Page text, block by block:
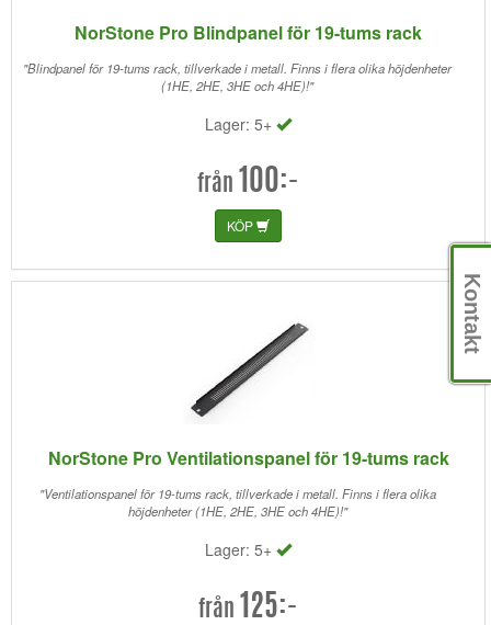
NorStone Pro Blindpanel för 19-tums rack
"Blindpanel för 19-tums rack, tillverkade i metall. Finns i flera olika höjdenheter
(1HE, 2HE, 3HE och 4HE)!"
Lager: 5+
från 100:-
KÖP
NorStone Pro Ventilationspanel för 19-tums rack
"Ventilationspanel för 19-tums rack, tillverkade i metall. Finns i flera olika
höjdenheter (1HE, 2HE, 3HE och 4HE)!"
Lager: 5+
från 125:-
Kontakt